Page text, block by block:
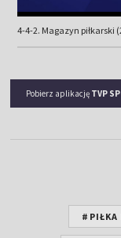
4-4-2. Magazyn piłkarski
Pobierz aplikację TVP
#PIŁKA